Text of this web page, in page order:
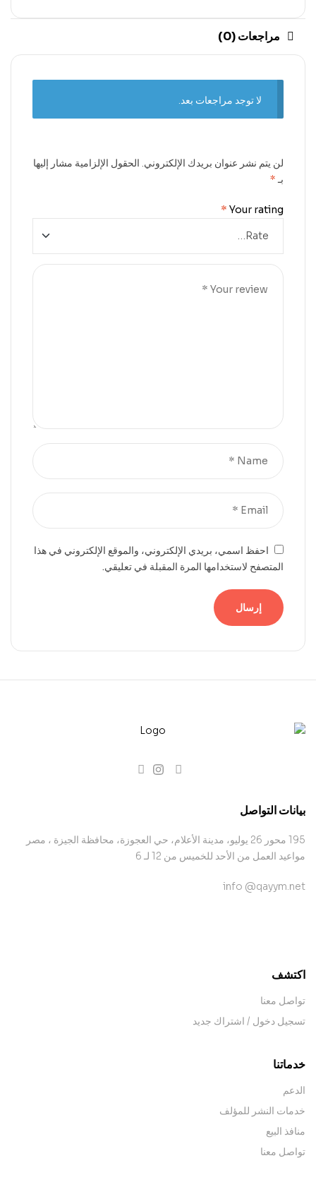
مراجعات (0)
لا توجد مراجعات بعد.
لن يتم نشر عنوان بريدك الإلكتروني. الحقول الإلزامية مشار إليها
بـ*
Your rating
*
احفظ اسمي، بريدي الإلكتروني، والموقع الإلكتروني في هذا
المتصفح لاستخدامها المرة المقبلة في تعليقي.
بيانات التواصل
195 محور 26 يوليو، مدينة الأعلام، حي العجوزة، محافظة الجيزة ، مصر
مواعيد العمل من الأحد للخميس من 12 لـ 6
info @qayym.net
اكتشف
تواصل معنا
تسجيل دخول / اشتراك جديد
خدماتنا
الدعم
خدمات النشر للمؤلف
منافذ البيع
تواصل معنا